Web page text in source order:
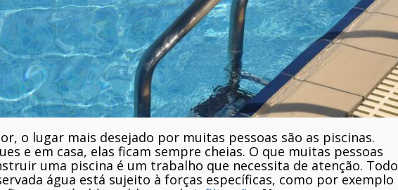
o lugar mais desejado por muitas pessoas são as piscinas.
e em casa, elas ficam sempre cheias. O que muitas pessoas
uma piscina é um trabalho que necessita de atenção. Todo
água está sujeito à forças específicas, como por exemplo